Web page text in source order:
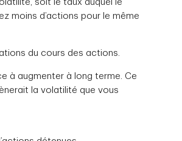
soit le taux auquel le
moins d’actions pour le même
du cours des actions.
à augmenter à long terme. Ce
la volatilité que vous